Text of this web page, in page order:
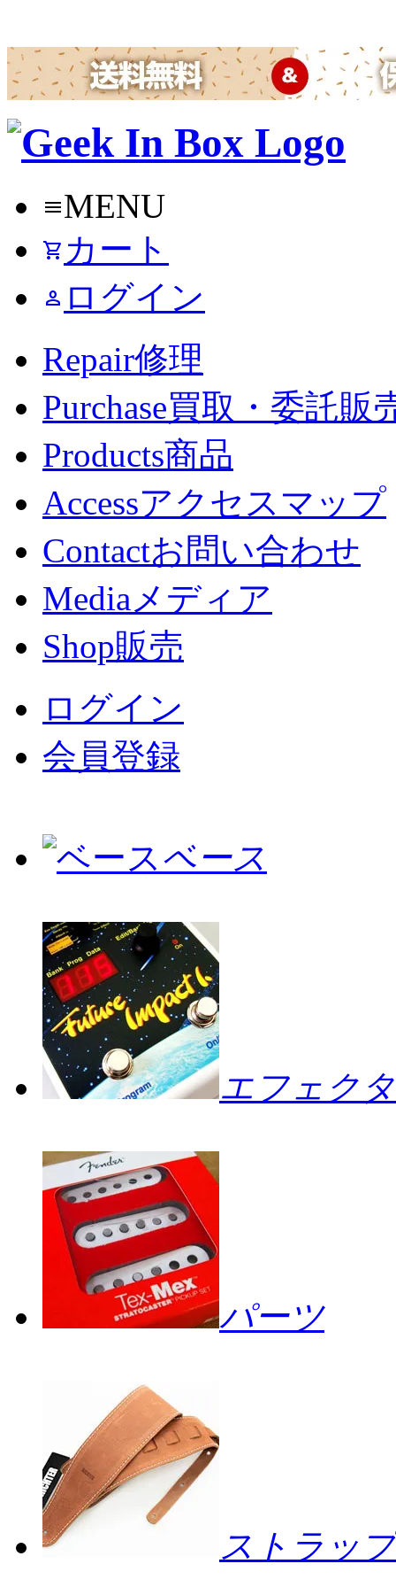
menuMENU
shopping_cart カート
person ログイン
Repair修理
Purchase買取・委託販
Products商品
Accessアクセスマップ
Contactお問い合わせ
Mediaメディア
Shop販売
ログイン
会員登録
ベース
エフェク
パーツ
ストラップ